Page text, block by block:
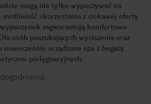
mogą nie tylko wypoczywać na
możliwość skorzystania z ciekawej oferty
zagwarantują komfortowo
osób poszukujących wyciszenia oraz
urządzone spa z bogatą
pielęgnacyjnych.